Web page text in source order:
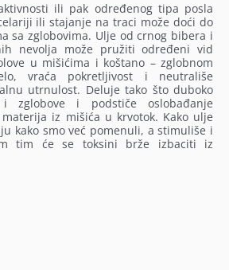
ili pak određenog tipa posla
ili stajanje na traci može doći do
sa zglobovima. Ulje od crnog bibera i
nevolja može pružiti određeni vid
u mišićima i koštano – zglobnom
vraća pokretljivost i neutrališe
utrnulost. Deluje tako što duboko
i podstiče oslobađanje
iz mišića u krvotok. Kako ulje
kako smo već pomenuli, a stimuliše i
tim će se toksini brže izbaciti iz